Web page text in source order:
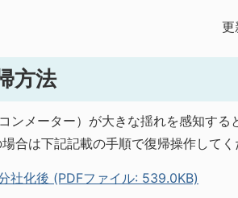
更
方法
ンメーター）が大きな揺れを感知する
合は下記記載の手順で復帰操作してく
社化後 (PDFファイル: 539.0KB)